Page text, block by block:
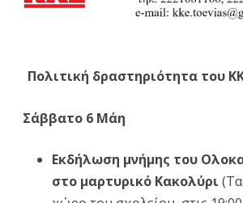
Πολιτική δραστηριότητα του
Σάββατο 6 Μάη
Εκδήλωση μνήμης του
στο μαρτυρικό Κακολύρι